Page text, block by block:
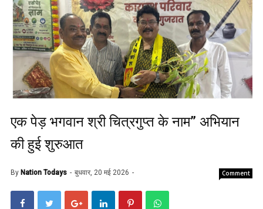
एक पेड़ भगवान श्री चित्रगुप्त के नाम” अभियान
की हुई शुरुआत
By Nation Todays बुधवार, 20 मई 2026 Comment